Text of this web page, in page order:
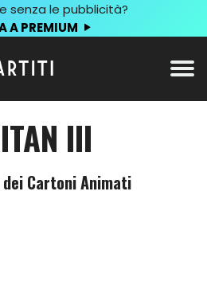
senza le pubblicità?
A PREMIUM
III
Cartoni Animati